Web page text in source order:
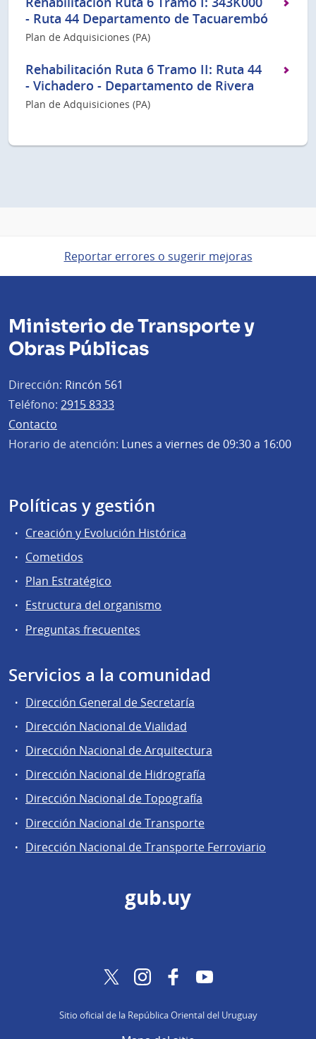
- Ruta 44 Departamento de Tacuarembó
Plan de Adquisiciones (PA)
Rehabilitación Ruta 6 Tramo II: Ruta 44
- Vichadero - Departamento de Rivera
Plan de Adquisiciones (PA)
Reportar errores o sugerir mejoras
Ministerio de Transporte y
Obras Públicas
Dirección: Rincón 561
Teléfono: 2915 8333
Contacto
Horario de atención: Lunes a viernes de 09:30 a 16:00
Políticas y gestión
Creación y Evolución Histórica
Cometidos
Plan Estratégico
Estructura del organismo
Preguntas frecuentes
Servicios a la comunidad
Dirección General de Secretaría
Dirección Nacional de Vialidad
Dirección Nacional de Arquitectura
Dirección Nacional de Hidrografía
Dirección Nacional de Topografía
Dirección Nacional de Transporte
Dirección Nacional de Transporte Ferroviario
gub.uy
TwitterInstagramFacebookYouTube
Sitio oficial de la República Oriental del Uruguay